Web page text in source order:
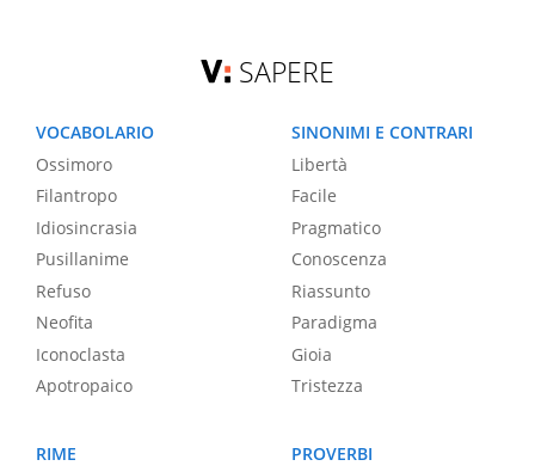
SAPERE
VOCABOLARIO
Ossimoro
Filantropo
Idiosincrasia
Pusillanime
Refuso
Neofita
Iconoclasta
Apotropaico
SINONIMI E CONTRARI
Libertà
Facile
Pragmatico
Conoscenza
Riassunto
Paradigma
Gioia
Tristezza
RIME
PROVERBI